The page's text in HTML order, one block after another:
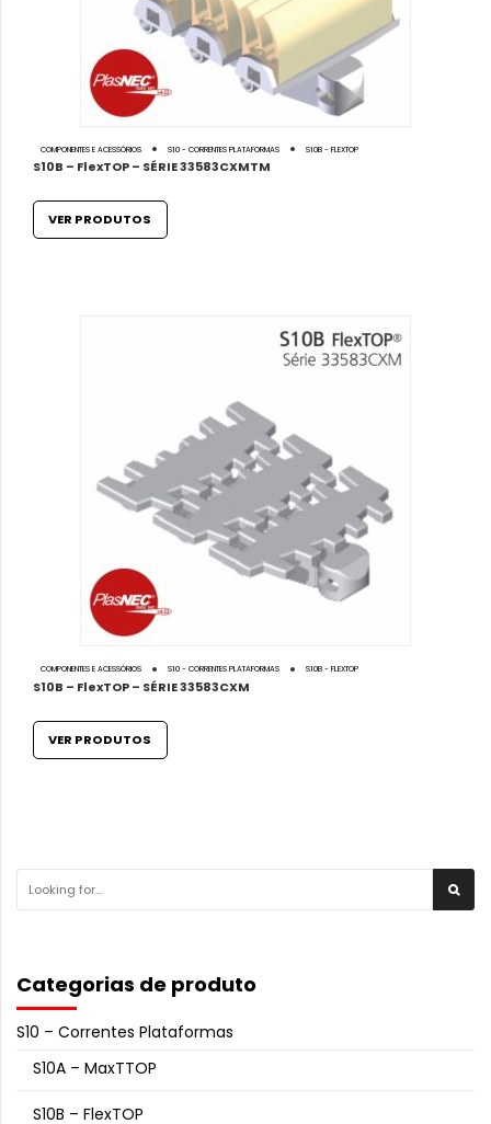
COMPONENTES E ACESSÓRIOS S10 - CORRENTES PLATAFORMAS S10B - FLEXTOP
S10B – FlexTOP – SÉRIE 33583CXMTM
VER PRODUTOS
COMPONENTES E ACESSÓRIOS S10 - CORRENTES PLATAFORMAS S10B - FLEXTOP
S10B – FlexTOP – SÉRIE 33583CXM
VER PRODUTOS
Categorias de produto
S10 – Correntes Plataformas
S10A – MaxTTOP
S10B – FlexTOP